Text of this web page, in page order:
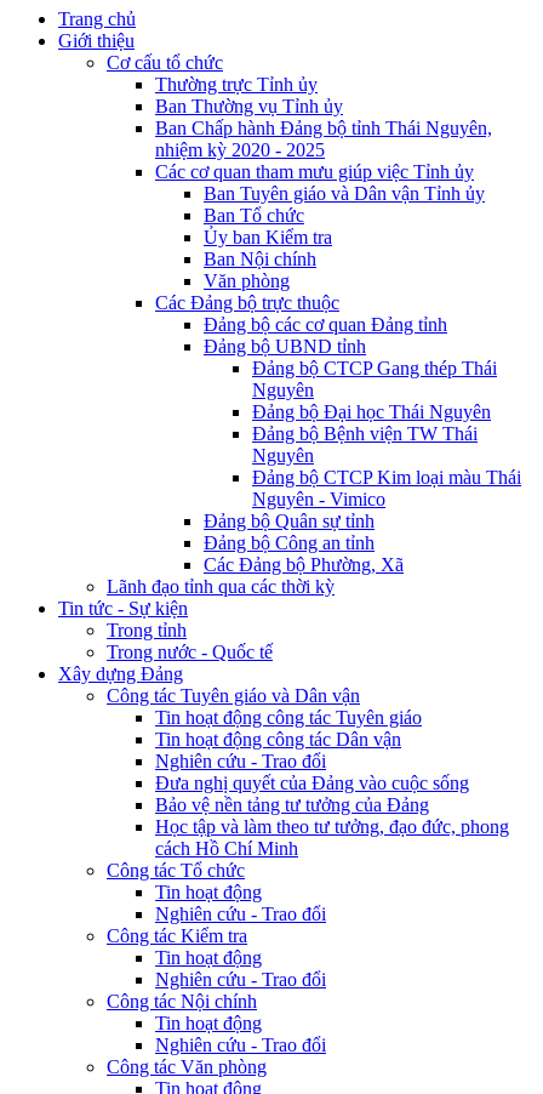
Trang chủ
Giới thiệu
Cơ cấu tổ chức
Thường trực Tỉnh ủy
Ban Thường vụ Tỉnh ủy
Ban Chấp hành Đảng bộ tỉnh Thái Nguyên,
nhiệm kỳ 2020 - 2025
Các cơ quan tham mưu giúp việc Tỉnh ủy
Ban Tuyên giáo và Dân vận Tỉnh ủy
Ban Tổ chức
Ủy ban Kiểm tra
Ban Nội chính
Văn phòng
Các Đảng bộ trực thuộc
Đảng bộ các cơ quan Đảng tỉnh
Đảng bộ UBND tỉnh
Đảng bộ CTCP Gang thép Thái
Nguyên
Đảng bộ Đại học Thái Nguyên
Đảng bộ Bệnh viện TW Thái
Nguyên
Đảng bộ CTCP Kim loại màu Thái
Nguyên - Vimico
Đảng bộ Quân sự tỉnh
Đảng bộ Công an tỉnh
Các Đảng bộ Phường, Xã
Lãnh đạo tỉnh qua các thời kỳ
Tin tức - Sự kiện
Trong tỉnh
Trong nước - Quốc tế
Xây dựng Đảng
Công tác Tuyên giáo và Dân vận
Tin hoạt động công tác Tuyên giáo
Tin hoạt động công tác Dân vận
Nghiên cứu - Trao đổi
Đưa nghị quyết của Đảng vào cuộc sống
Bảo vệ nền tảng tư tưởng của Đảng
Học tập và làm theo tư tưởng, đạo đức, phong
cách Hồ Chí Minh
Công tác Tổ chức
Tin hoạt động
Nghiên cứu - Trao đổi
Công tác Kiểm tra
Tin hoạt động
Nghiên cứu - Trao đổi
Công tác Nội chính
Tin hoạt động
Nghiên cứu - Trao đổi
Công tác Văn phòng
Tin hoạt động